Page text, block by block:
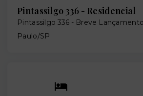
Pintassilgo 336 - Residencial
Pintassilgo 336 - Breve
Paulo/SP